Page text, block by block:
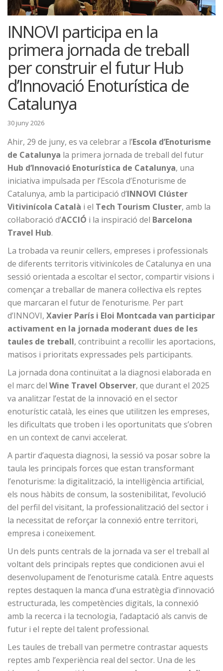
INNOVI participa en la
primera jornada de treball
per construir el futur Hub
d’Innovació Enoturística de
Catalunya
30 juny 2026
Ahir, 29 de juny, es va celebrar a l’Escola d’Enoturisme
de Catalunya la primera jornada de treball del futur
Hub d’Innovació Enoturística de Catalunya, una
iniciativa impulsada per l’Escola d’Enoturisme de
Catalunya, amb la participació d’INNOVI Clúster
Vitivinícola Català i el Tech Tourism Cluster, amb la
col·laboració d’ACCIÓ i la inspiració del Barcelona
Travel Hub.
La trobada va reunir cellers, empreses i professionals
de diferents territoris vitivinícoles de Catalunya en una
sessió orientada a escoltar el sector, compartir visions i
començar a treballar de manera col·lectiva els reptes
que marcaran el futur de l’enoturisme. Per part
d’INNOVI, Xavier París i Eloi Montcada van participar
activament en la jornada moderant dues de les
taules de treball, contribuint a recollir les aportacions,
matisos i prioritats expressades pels participants.
La jornada dona continuïtat a la diagnosi elaborada en
el marc del Wine Travel Observer, que durant el 2025
va analitzar l’estat de la innovació en el sector
enoturístic català, les eines que utilitzen les empreses,
les dificultats que troben i les oportunitats que s’obren
en un context de canvi accelerat.
A partir d’aquesta diagnosi, la sessió va posar sobre la
taula les principals forces que estan transformant
l’enoturisme: la digitalització, la intel·ligència artificial,
els nous hàbits de consum, la sostenibilitat, l’evolució
del perfil del visitant, la professionalització del sector i
la necessitat de reforçar la connexió entre territori,
empresa i coneixement.
Un dels punts centrals de la jornada va ser el treball al
voltant dels principals reptes que condicionen avui el
desenvolupament de l’enoturisme català. Entre aquests
reptes destaquen la manca d’una estratègia d’innovació
estructurada, les competències digitals, la connexió
amb la recerca i la tecnologia, l’adaptació als canvis de
futur i el repte del talent professional.
Les taules de treball van permetre contrastar aquests
reptes amb l’experiència real del sector. Una de les